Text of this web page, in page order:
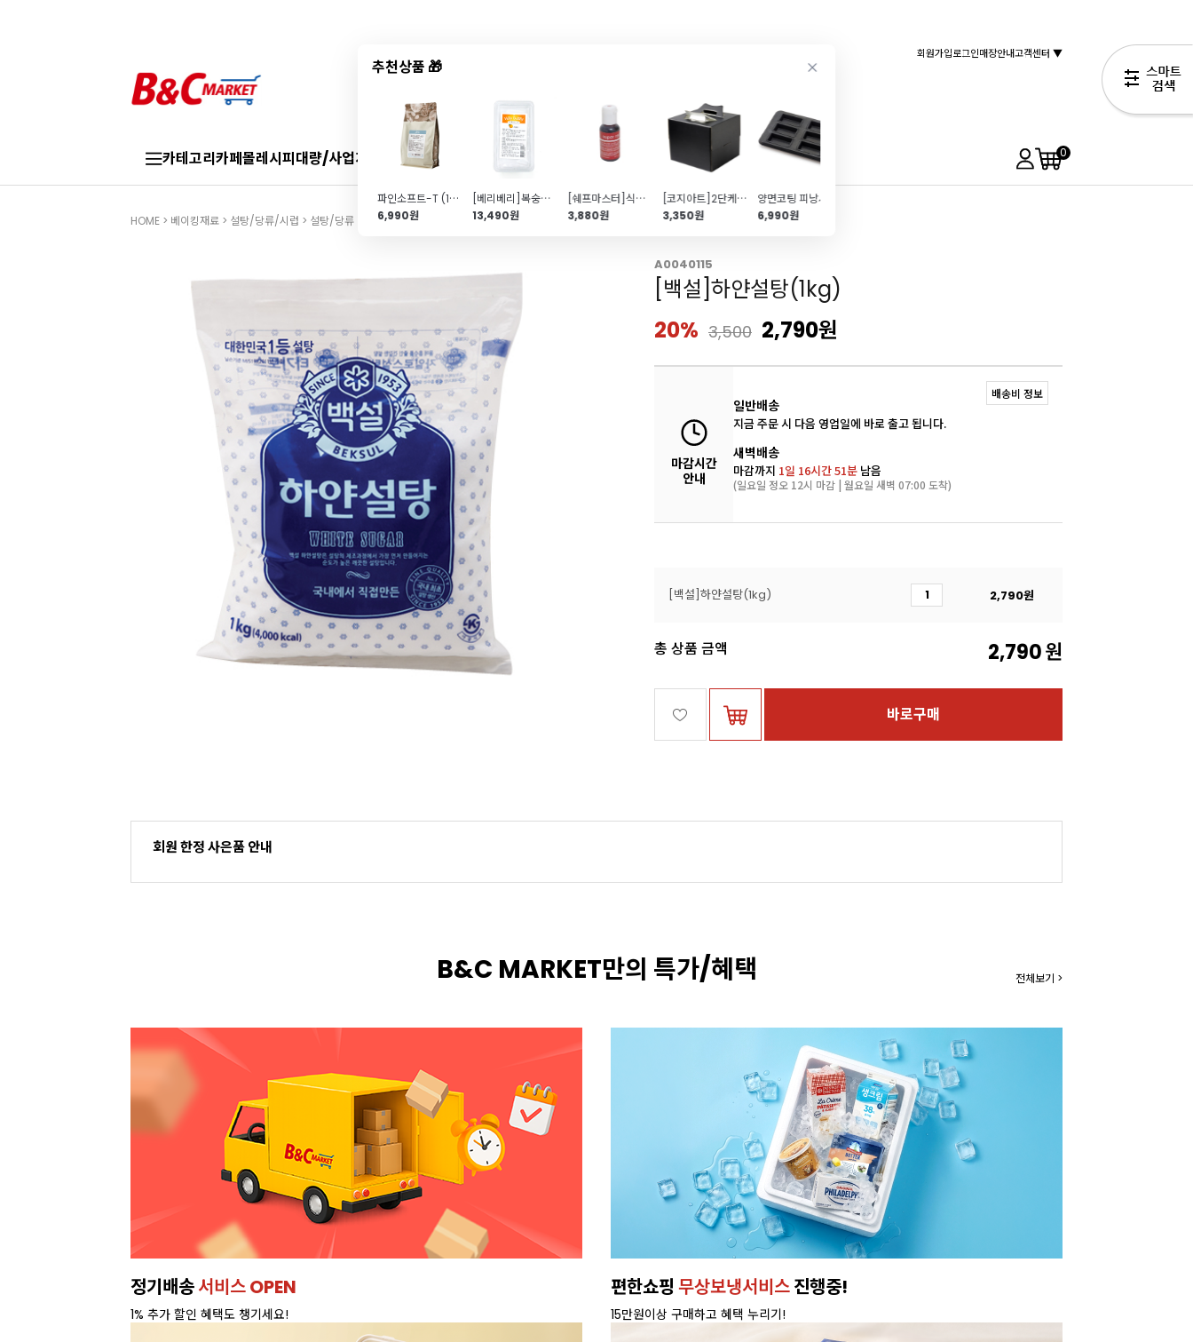
추천상품 🎁
파인소프트-T (1kg\/고구마빵\/감자빵\/깨찰빵\/빵데께쥬\/버터떡)
6,990원
[베리베리]복숭아퓨레(500g\/퓌레)
13,490원
[쉐프마스터]식용색소 슈퍼 레드 20g(리쿠아젤\/셰프마스터)
3,880원
[코지아트]2단케이크박스(블랙1호\/받침포함)
3,350원
6,990원
회원가입로그인매장안내고객센터 ▼
카테고리카페몰레시피대량/사업자 브랜드샵신상품 TOP50특가/혜택 0
HOME > 베이킹재료 > 설탕/당류/시럽 > 설탕/당류
A0040115
[백설]하얀설탕(1kg)
20% 3,500 2,790원
마감시간
안내
일반배송
지금 주문 시 다음 영업일에 바로 출고 됩니다.
새벽배송
마감까지 1일 16시간 51분 남음
(일요일 정오 12시 마감 | 월요일 새벽 07:00 도착)
배송비 정보
[백설]하얀설탕(1kg) 2,790원
총 상품 금액 2,790원
바로구매
회원 한정 사은품 안내
B&C MARKET만의 특가/혜택 전체보기 >
정기배송서비스 OPEN
1% 추가 할인 혜택도 챙기세요!
편한쇼핑 무상보냉서비스진행중!
15만원이상 구매하고 혜택 누리기!